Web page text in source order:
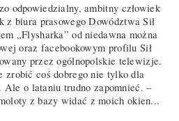
odpowiedzialny, ambitny człowiek
z biura prasowego Dowództwa Sił
„Flysharka” od niedawna można
oraz facebookowym profilu Sił
przez ogólnopolskie telewizje.
zrobić coś dobrego nie tylko dla
o lataniu trudno zapomnieć. –
z bazy widać z moich okien...